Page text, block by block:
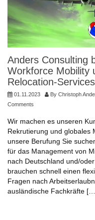
Anders Consulting
Workforce Mobility
Relocation-Services
01.11.2023 By Christoph
Comments
Wir machen es unseren
Rekrutierung und globales
unsere Berufung Sie
für das Management von
nach Deutschland und/
brauchen schnell einen
Fragen nach
ausländische Fachkräfte